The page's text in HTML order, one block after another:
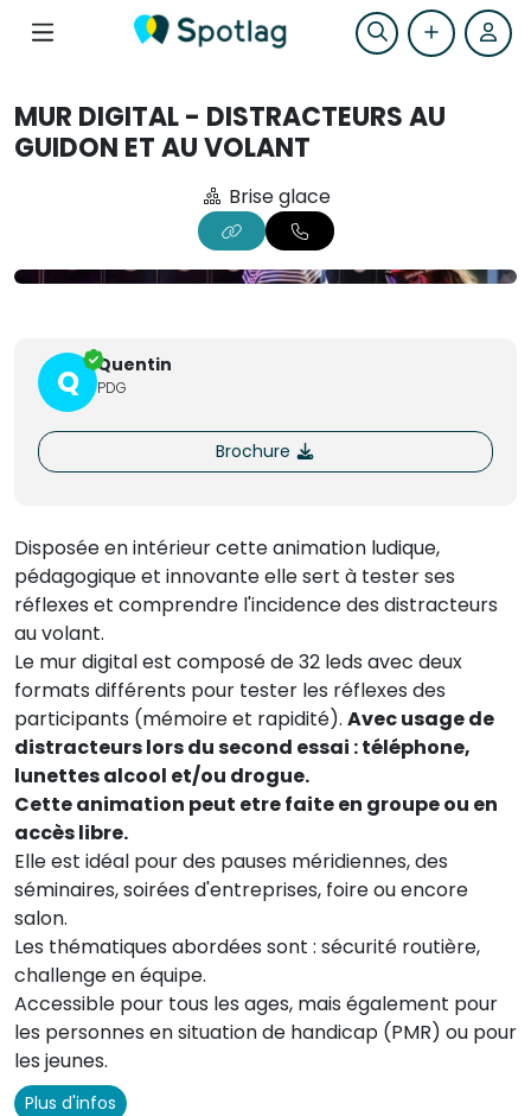
MUR DIGITAL - DISTRACTEURS AU
GUIDON ET AU VOLANT
Brise glace
Q Quentin
PDG
Brochure
Disposée en intérieur cette animation ludique,
pédagogique et innovante elle sert à tester ses
réflexes et comprendre l'incidence des distracteurs
au volant.
Le mur digital est composé de 32 leds avec deux
formats différents pour tester les réflexes des
participants (mémoire et rapidité). Avec usage de
distracteurs lors du second essai : téléphone,
lunettes alcool et/ou drogue.
Cette animation peut etre faite en groupe ou en
accès libre.
Elle est idéal pour des pauses méridiennes, des
séminaires, soirées d'entreprises, foire ou encore
salon.
Les thématiques abordées sont : sécurité routière,
challenge en équipe.
Accessible pour tous les ages, mais également pour
les personnes en situation de handicap (PMR) ou pour
les jeunes.
Plus d'infos